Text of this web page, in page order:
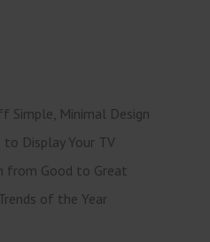
Simple, Minimal Design
to Display Your TV
from Good to Great
of the Year